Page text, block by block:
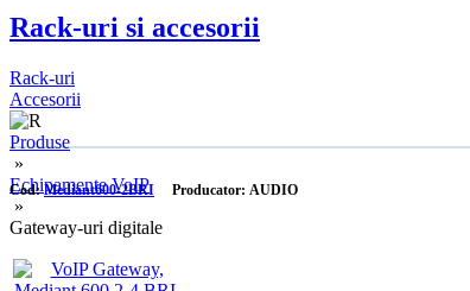
Rack-uri si accesorii
Rack-uri
Accesorii
Produse
»
Echipamente VoIP
»
Gateway-uri digitale
Cod:Mediant600-2BRI Producator: AUDIO